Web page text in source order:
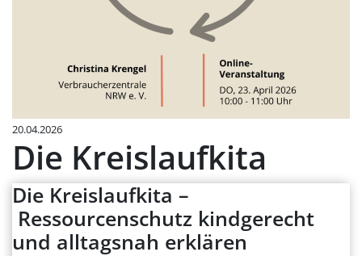
20.04.2026
Die Kreislaufkita
Die Kreislaufkita –
Ressourcenschutz kindgerecht
und alltagsnah erklären